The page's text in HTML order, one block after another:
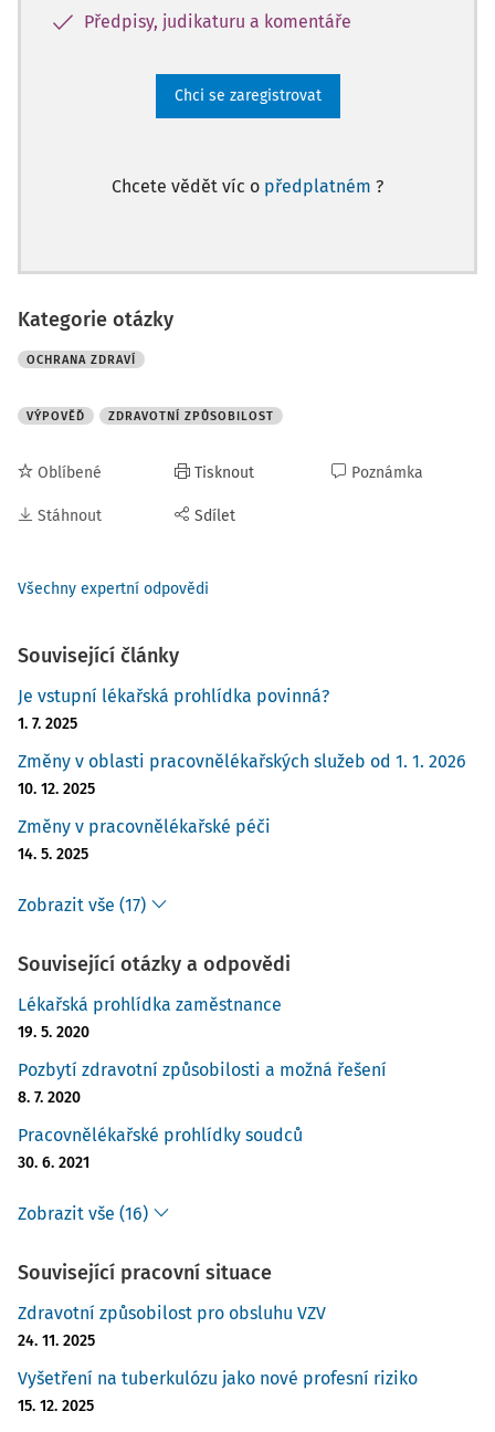
Předpisy, judikaturu a komentáře
Chci se zaregistrovat
Chcete vědět víc o předplatném ?
Kategorie otázky
OCHRANA ZDRAVÍ
VÝPOVĚĎ ZDRAVOTNÍ ZPŮSOBILOST
Oblíbené
Stáhnout
Tisknout
Sdílet
Poznámka
Všechny expertní odpovědi
Související články
Je vstupní lékařská prohlídka povinná?
1. 7. 2025
Změny v oblasti pracovnělékařských služeb od 1. 1. 2026
10. 12. 2025
Změny v pracovnělékařské péči
14. 5. 2025
Zobrazit vše (17)
Související otázky a odpovědi
Lékařská prohlídka zaměstnance
19. 5. 2020
Pozbytí zdravotní způsobilosti a možná řešení
8. 7. 2020
Pracovnělékařské prohlídky soudců
30. 6. 2021
Zobrazit vše (16)
Související pracovní situace
Zdravotní způsobilost pro obsluhu VZV
24. 11. 2025
Vyšetření na tuberkulózu jako nové profesní riziko
15. 12. 2025